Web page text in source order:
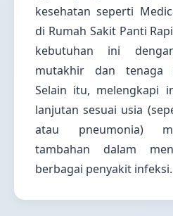
kesehatan seperti
di Rumah Sakit Panti
kebutuhan ini
mutakhir dan tenaga
Selain itu, melengkapi
lanjutan sesuai usia
atau pneumonia)
tambahan dalam
berbagai penyakit infeksi.